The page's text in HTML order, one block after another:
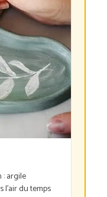
: argile
du temps